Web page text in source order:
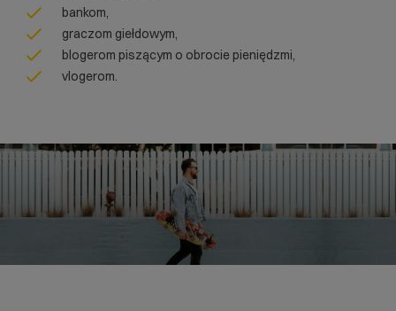
bankom,
graczom giełdowym,
blogerom piszącym o obrocie pieniędzmi,
vlogerom.